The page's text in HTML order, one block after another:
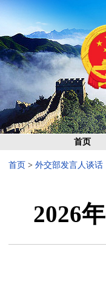
首页
首页 > 外交部发言人谈话
2026